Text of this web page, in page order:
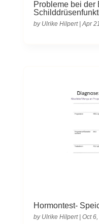
Probleme bei der
by Ulrike Hilpert|Apr
Hormontest-
by Ulrike Hilpert| Oct